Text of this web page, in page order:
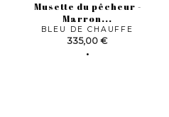
Musette du pêcheur -
Marron...
BLEU DE CHAUFFE
Prix
335,00 €